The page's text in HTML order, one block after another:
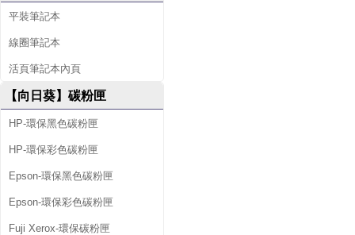
平裝筆記本
線圈筆記本
活頁筆記本內頁
【向日葵】碳粉匣
HP-環保黑色碳粉匣
HP-環保彩色碳粉匣
Epson-環保黑色碳粉匣
Epson-環保彩色碳粉匣
Fuji Xerox-環保碳粉匣